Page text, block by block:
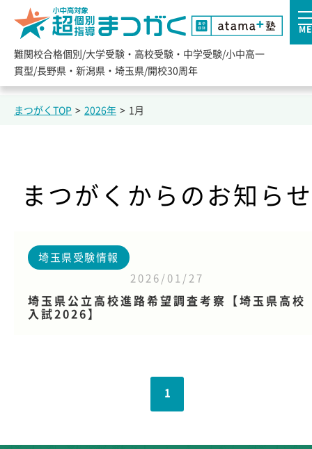
難関校合格個別/大学受験・高校受験・中学受験/小中高一
貫型/長野県・新潟県・埼玉県/開校30周年
まつがくTOP > 2026年 > 1月
まつがくからのお知らせ
埼玉県受験情報
2026/01/27
埼玉県公立高校進路希望調査考察【埼玉県高校
入試2026】
1